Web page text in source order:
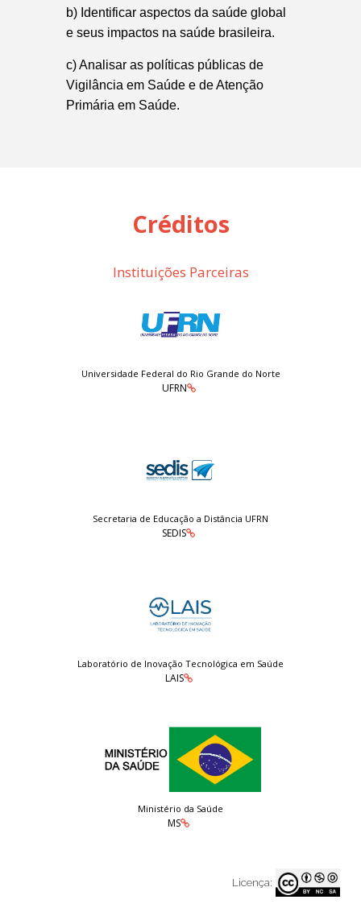
b) Identificar aspectos da saúde global
e seus impactos na saúde brasileira.
c) Analisar as políticas públicas de
Vigilância em Saúde e de Atenção
Primária em Saúde.
Créditos
Instituições Parceiras
Universidade Federal do Rio Grande do Norte
UFRN
Secretaria de Educação a Distância UFRN
SEDIS
Laboratório de Inovação Tecnológica em Saúde
LAIS
Ministério da Saúde
MS
Licença: